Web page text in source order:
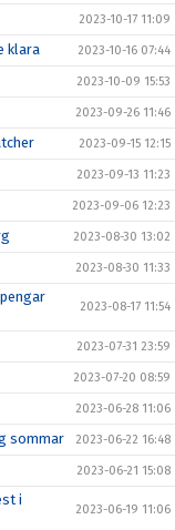
2023-10-17 11:09
klara 2023-10-16 07:44
2023-10-09 15:53
2023-09-26 11:46
2023-09-15 12:15
2023-09-13 11:23
2023-09-06 12:23
2023-08-30 13:02
2023-08-30 11:33
2023-08-17 11:54
2023-07-31 23:59
2023-07-20 08:59
2023-06-28 11:06
sommar 2023-06-22 16:48
2023-06-21 15:08
i
2023-06-19 11:06